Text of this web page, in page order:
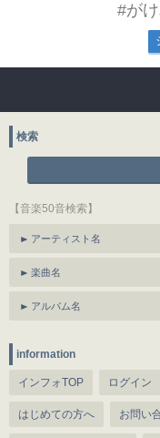
#が
検索
【音楽50音検索】
アーティスト名
楽曲名
アルバム名
information
インフォTOP ログイン
はじめての方へ お問い